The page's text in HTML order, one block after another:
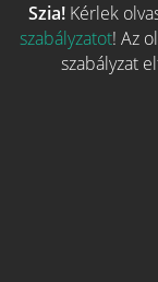
Magyarország
Szia! Kérlek
szabályzatot! Az
szabályzat